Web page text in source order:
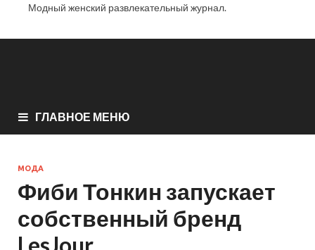
Модный женский развлекательный журнал.
ГЛАВНОЕ МЕНЮ
МОДА
Фиби Тонкин запускает
собственный бренд
LesJour